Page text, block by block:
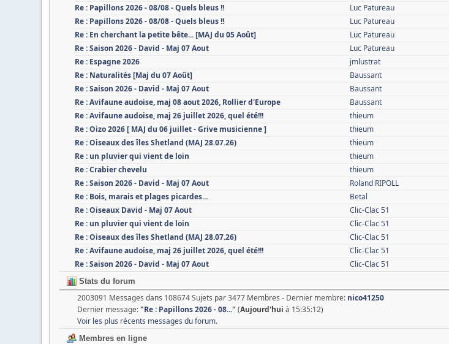
Re : Papillons 2026 - 08/08 - Quels bleus !!
Luc Patureau
Re : Papillons 2026 - 08/08 - Quels bleus !!
Luc Patureau
Re : En cherchant la petite bête... [MAJ du 05 Août]
Luc Patureau
Re : Saison 2026 - David - Maj 07 Aout
Luc Patureau
Re : Espagne 2026
jmlustrat
Re : Naturalités [Maj du 07 Août]
Baussant
Re : Saison 2026 - David - Maj 07 Aout
Baussant
Re : Avifaune audoise, maj 08 aout 2026, Rollier d'Europe
Baussant
Re : Avifaune audoise, maj 26 juillet 2026, quel été!!!
thieum
Re : Oizo 2026 [ MAJ du 06 juillet - Grive musicienne ]
thieum
Re : Oiseaux des îles Shetland (MAJ 28.07.26)
thieum
Re : un pluvier qui vient de loin
thieum
Re : Crabier chevelu
thieum
Re : Saison 2026 - David - Maj 07 Aout
Roland RIPOLL
Re : Bois, marais et plages picardes...
Betal
Re : Oiseaux David - Maj 07 Aout
Clic-Clac 51
Re : un pluvier qui vient de loin
Clic-Clac 51
Re : Oiseaux des îles Shetland (MAJ 28.07.26)
Clic-Clac 51
Re : Avifaune audoise, maj 26 juillet 2026, quel été!!!
Clic-Clac 51
Re : Saison 2026 - David - Maj 07 Aout
Clic-Clac 51
Stats du forum
2003091 Messages dans 108674 Sujets par 3477 Membres - Dernier membre: nico41250
Dernier message:"Re : Papillons 2026 - 08..." (Aujourd'hui à 15:35:12)
Voir les plus récents messages du forum.
Membres en ligne